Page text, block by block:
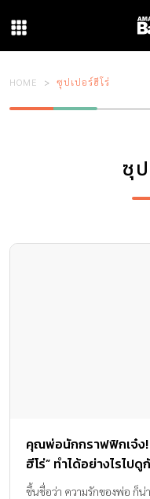
HOME ซุปเปอร์ฮีโร่
ซุ
คุณพ่อนักกราฟฟิกเจ๋ง!
ฮีโร่” ทำได้อย่างไรไปดู
ขึ้นชื่อว่า ความรักของพ่อ ก็